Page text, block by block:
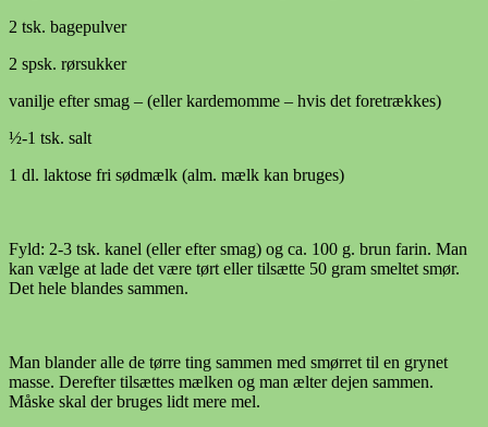
2 tsk. bagepulver
2 spsk. rørsukker
vanilje efter smag – (eller kardemomme – hvis det foretrækkes)
½-1 tsk. salt
1 dl. laktose fri sødmælk (alm. mælk kan bruges)
Fyld: 2-3 tsk. kanel (eller efter smag) og ca. 100 g. brun farin. Man
kan vælge at lade det være tørt eller tilsætte 50 gram smeltet smør.
Det hele blandes sammen.
Man blander alle de tørre ting sammen med smørret til en grynet
masse. Derefter tilsættes mælken og man ælter dejen sammen.
Måske skal der bruges lidt mere mel.